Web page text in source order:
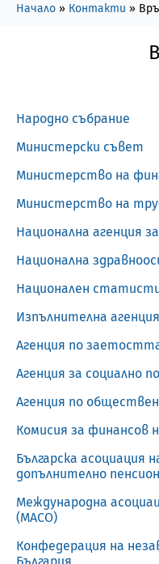
Начало » Контакти »
Народно събрание
Mинистерски съвет
Министерство на
Министерство на
Национална агенция
Национална
Национален
Изпълнителна
Агенция по
Агенция за социално
Агенция по
Комисия за финансов
Българска асоциация
допълнително
Международна
(МАСО)
Конфедерация на